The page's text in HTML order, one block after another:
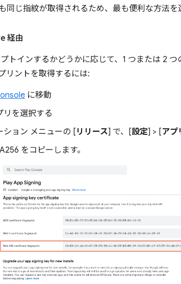
同じ指紋が取得されるため、最も便利な方法を
経由
トインするかどうかに応じて、1 つまたは 2
リントを取得するには:
に移動
リを選択する
ション メニューの [ リリース] で、[設定] > [アプ
をコピーします。